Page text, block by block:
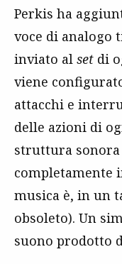
Perkis ha
voce di analogo
inviato al set di
viene
attacchi e
delle azioni di
struttura
completamente
musica è, in un
obsoleto). Un
suono prodotto